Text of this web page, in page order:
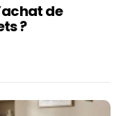
de
?